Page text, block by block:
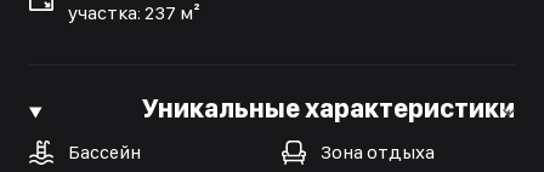
участка: 237 м²
Уникальные характеристики
Бассейн Зона отдыха